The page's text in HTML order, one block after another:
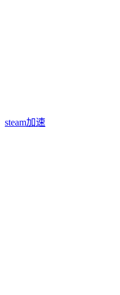
steam加速